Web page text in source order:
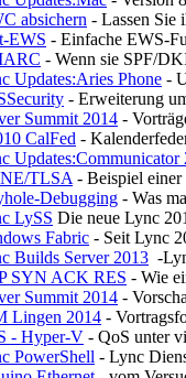
absichern - Lassen Sie
EWS - Einfache EWS-
- Wenn sie SPF/
Updates:Aries Phone -
- Erweiterung
Summit 2014 -
CalFed -
Updates:Communicator
TLSA - Beispiel
Debugging - Was
LySS Die neue Lync
Fabric - Seit Lync
Builds Server 2013 -
SYN ACK RES - Wie
Summit 2014 -
Lingen 2014 -
- Hyper-V - QoS unter
PowerShell - Lync